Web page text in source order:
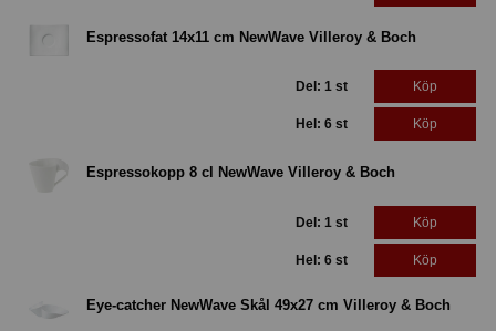
Espressofat 14x11 cm NewWave Villeroy & Boch
Del: 1 st Köp
Hel: 6 st Köp
Espressokopp 8 cl NewWave Villeroy & Boch
Del: 1 st Köp
Hel: 6 st Köp
Eye-catcher NewWave Skål 49x27 cm Villeroy & Boch